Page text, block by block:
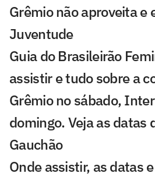
Grêmio não aproveita e
Juventude
Guia do Brasileirão
assistir e tudo sobre a
Grêmio no sábado,
domingo. Veja as datas
Gauchão
Onde assistir, as datas